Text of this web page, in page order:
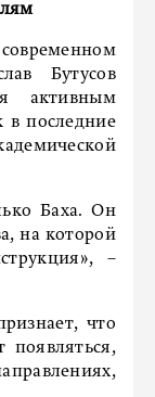
Бутусов
активным
в последние
Баха. Он
на которой
–
что
появляться,